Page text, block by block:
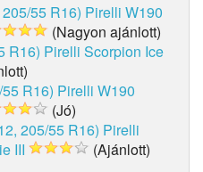
55 R16) Pirelli W190
(Nagyon ajánlott)
R16) Pirelli Scorpion Ice
R16) Pirelli W190
(Jó)
205/55 R16) Pirelli
III
(Ajánlott)